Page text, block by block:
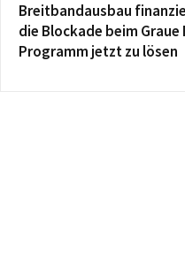
Breitbandausbau
die Blockade beim Graue
Programm jetzt zu lösen